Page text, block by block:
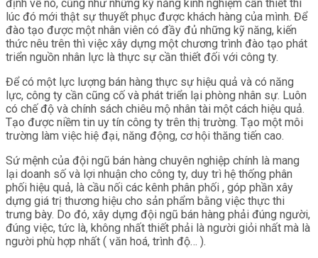
định về nó, cũng như những kỹ năng kinh nghiệm cần thiết thì
lúc đó mới thật sự thuyết phục được khách hàng của mình. Để
đào tạo được một nhân viên có đầy đủ những kỹ năng, kiến
thức nêu trên thì việc xây dựng một chương trình đào tạo phát
triển nguồn nhân lực là thực sự cần thiết đối với công ty.
Để có một lực lượng bán hàng thực sự hiệu quả và có năng
lực, công ty cần cũng cố và phát triển lại phòng nhân sự. Luôn
có chế độ và chính sách chiêu mộ nhân tài một cách hiệu quả.
Tạo được niềm tin uy tín công ty trên thị trường. Tạo một môi
trường làm việc hiệ đại, năng động, cơ hội thăng tiến cao.
Sứ mệnh của đội ngũ bán hàng chuyên nghiệp chính là mang
lại doanh số và lợi nhuận cho công ty, duy trì hệ thống phân
phối hiệu quả, là cầu nối các kênh phân phối , góp phần xây
dựng giá trị thương hiệu cho sản phẩm bằng việc thực thi
trưng bày. Do đó, xây dựng đội ngũ bán hàng phải đúng người,
đúng việc, tức là, không nhất thiết phải là người giỏi nhất mà là
người phù hợp nhất ( văn hoá, trình độ… ).